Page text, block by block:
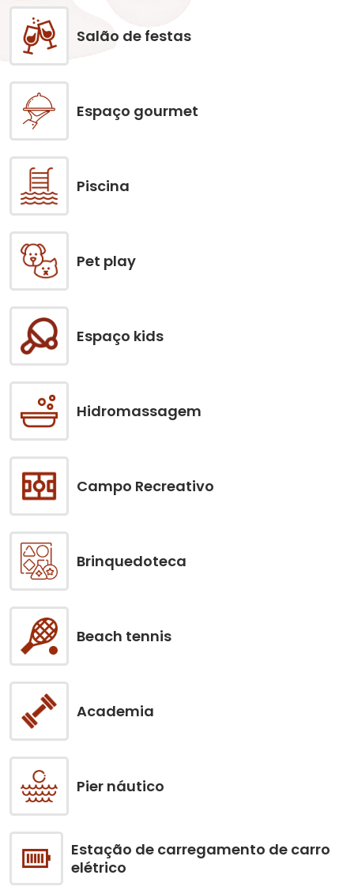
Salão de festas
Espaço gourmet
Piscina
Pet play
Espaço kids
Hidromassagem
Campo Recreativo
Brinquedoteca
Beach tennis
Academia
Pier náutico
Estação de carregamento de carro
elétrico